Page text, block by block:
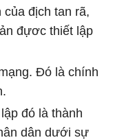
địch tan rã,
đựơc thiết lập
Đó là chính
đó là thành
dân dưới sự